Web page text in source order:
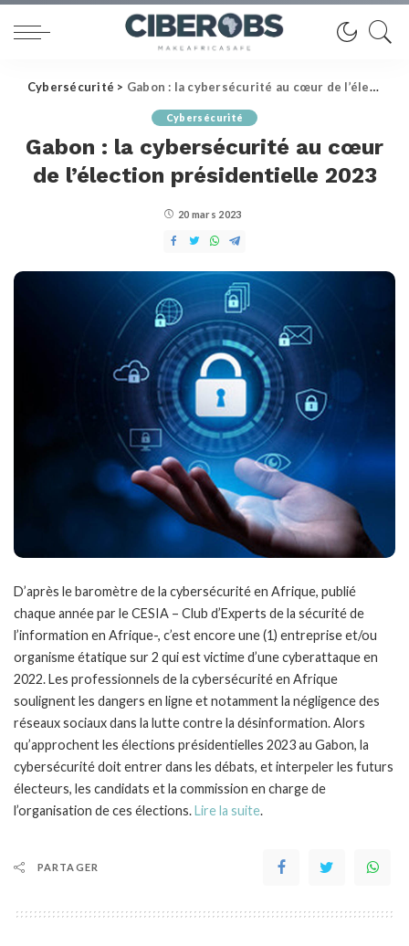
Cybersécurité > Gabon : la cybersécurité au cœur de l’élection présidentielle 2023
Cybersécurité
Gabon : la cybersécurité au cœur
de l’élection présidentielle 2023
20 mars 2023
D’après le baromètre de la cybersécurité en Afrique, publié
chaque année par le CESIA – Club d’Experts de la sécurité de
l’information en Afrique-, c’est encore une (1) entreprise et/ou
organisme étatique sur 2 qui est victime d’une cyberattaque en
2022. Les professionnels de la cybersécurité en Afrique
soulignent les dangers en ligne et notamment la négligence des
réseaux sociaux dans la lutte contre la désinformation. Alors
qu’approchent les élections présidentielles 2023 au Gabon, la
cybersécurité doit entrer dans les débats, et interpeler les futurs
électeurs, les candidats et la commission en charge de
l’organisation de ces élections.Lire la suite.
PARTAGER